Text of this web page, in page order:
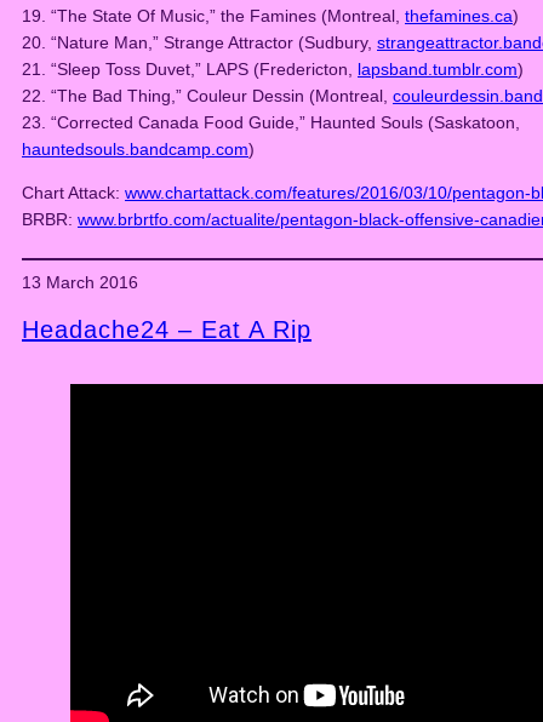
19. “The State Of Music,” the Famines (Montreal, thefamines.ca)
20. “Nature Man,” Strange Attractor (Sudbury,
21. “Sleep Toss Duvet,” LAPS (Fredericton, lapsband.tumblr.com)
22. “The Bad Thing,” Couleur Dessin (Montreal,
23. “Corrected Canada Food Guide,” Haunted Souls (Saskatoon,
hauntedsouls.bandcamp.com)
Chart Attack: www.chartattack.com/features/2016/03/10/pentagon-
BRBR: www.brbrtfo.com/actualite/pentagon-black-offensive-
13 March 2016
Headache24 – Eat A Rip